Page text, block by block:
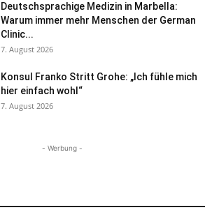
Deutschsprachige Medizin in Marbella:
Warum immer mehr Menschen der German
Clinic...
7. August 2026
Konsul Franko Stritt Grohe: „Ich fühle mich
hier einfach wohl“
7. August 2026
- Werbung -